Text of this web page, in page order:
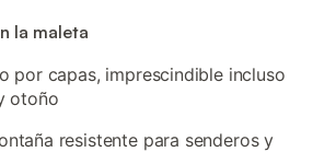
la maleta
por capas, imprescindible incluso
otoño
resistente para senderos y